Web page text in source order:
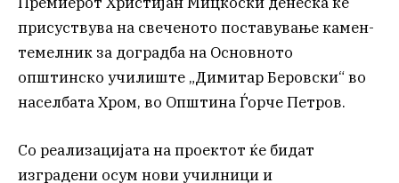
присуствува на свеченото поставување камен-
темелник за доградба на Основното
општинско училиште „Димитар Беровски“ во
населбата Хром, во Општина Ѓорче Петров.
Со реализацијата на проектот ќе бидат
изградени осум нови училници и